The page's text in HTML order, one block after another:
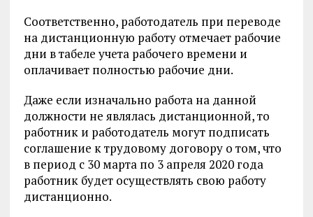
Соответственно, работодатель при переводе
на дистанционную работу отмечает рабочие
дни в табеле учета рабочего времени и
оплачивает полностью рабочие дни.
Даже если изначально работа на данной
должности не являлась дистанционной, то
работник и работодатель могут подписать
соглашение к трудовому договору о том, что
в период с 30 марта по 3 апреля 2020 года
работник будет осуществлять свою работу
дистанционно.